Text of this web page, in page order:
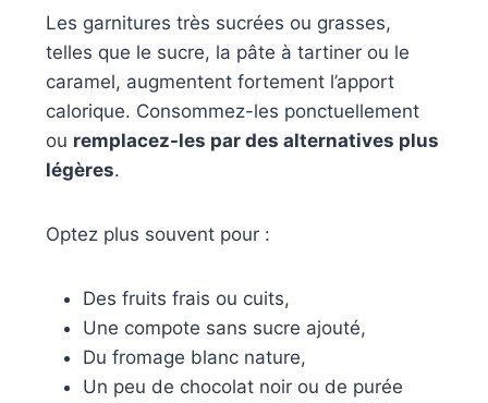
Les garnitures très sucrées ou grasses,
telles que le sucre, la pâte à tartiner ou le
caramel, augmentent fortement l’apport
calorique. Consommez-les ponctuellement
ou remplacez-les par des alternatives plus
légères.
Optez plus souvent pour :
Des fruits frais ou cuits,
Une compote sans sucre ajouté,
Du fromage blanc nature,
Un peu de chocolat noir ou de purée